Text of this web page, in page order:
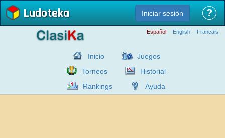
Ludoteka Iniciar sesión ?
Español English Français
Inicio
Juegos
Torneos
Historial
Rankings
Ayuda